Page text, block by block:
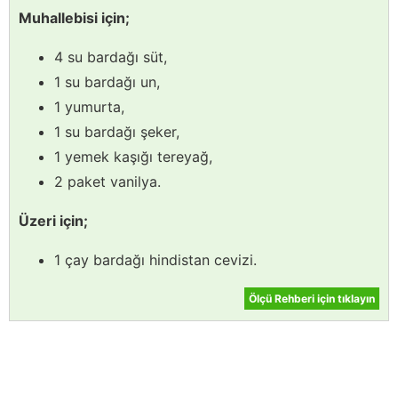
Muhallebisi için;
4 su bardağı süt,
1 su bardağı un,
1 yumurta,
1 su bardağı şeker,
1 yemek kaşığı tereyağ,
2 paket vanilya.
Üzeri için;
1 çay bardağı hindistan cevizi.
Ölçü Rehberi için tıklayın